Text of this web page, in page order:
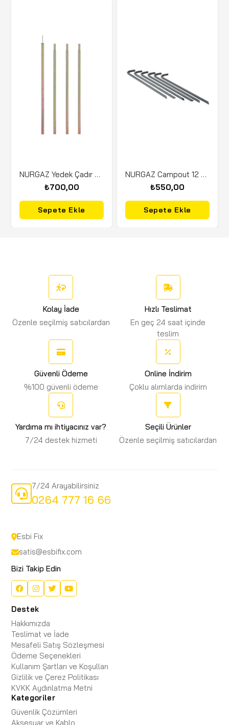
NURGAZ Yedek Çadır Direği (NG C120)
₺700,00
Sepete Ekle
NURGAZ Campout 12 mm 6'lı Çadır Kazığı (NG C110)
₺550,00
Sepete Ekle
Kolay İade
Özenle seçilmiş satıcılardan
Hızlı Teslimat
En geç 24 saat içinde
teslim
Güvenli Ödeme
%100 güvenli ödeme
Online İndirim
Çoklu alımlarda indirim
Yardıma mı ihtiyacınız var?
7/24 destek hizmeti
Seçili Ürünler
Özenle seçilmiş satıcılardan
7/24 Arayabilirsiniz
0264 777 16 66
Esbi Fix
satis@esbifix.com
Bizi Takip Edin
Destek
Hakkımızda
Teslimat ve İade
Mesafeli Satış Sözleşmesi
Ödeme Seçenekleri
Kullanım Şartları ve Koşulları
Gizlilik ve Çerez Politikası
KVKK Aydınlatma Metni
Kategoriler
Güvenlik Çözümleri
Aksesuar ve Kablo